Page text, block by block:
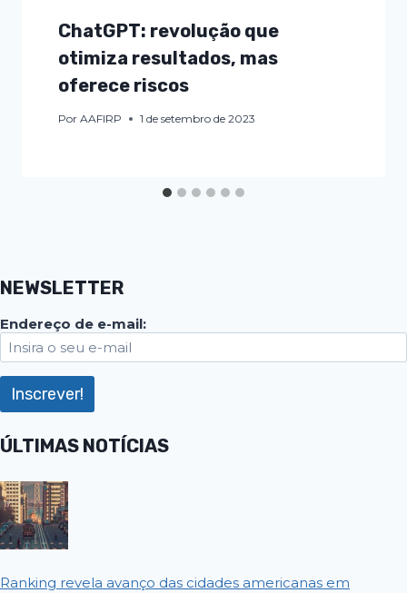
ChatGPT: revolução que
otimiza resultados, mas
oferece riscos
Por AAFIRP 1 de setembro de 2023
NEWSLETTER
Endereço de e-mail:
ÚLTIMAS NOTÍCIAS
Ranking revela avanço das cidades americanas em